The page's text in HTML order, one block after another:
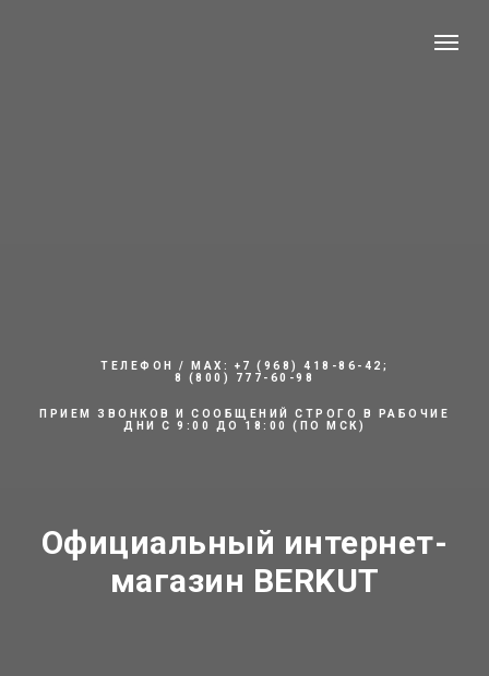
ТЕЛЕФОН / MAX: +7 (968) 418-86-42;
8 (800) 777-60-98
ПРИЕМ ЗВОНКОВ И СООБЩЕНИЙ СТРОГО В РАБОЧИЕ
ДНИ С 9:00 ДО 18:00 (ПО МСК)
Официальный интернет-
магазин BERKUT